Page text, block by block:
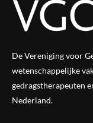
De Vereniging voor
wetenschappelijke
gedragstherapeuten
Nederland.